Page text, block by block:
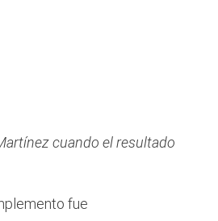
cuando el resultado
fue